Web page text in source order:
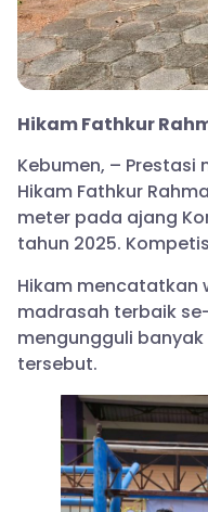
Hikam Fathkur
Kebumen, –
Hikam Fathkur
meter pada ajang
tahun 2025.
Hikam mencatatkan
madrasah terbaik
mengungguli
tersebut.